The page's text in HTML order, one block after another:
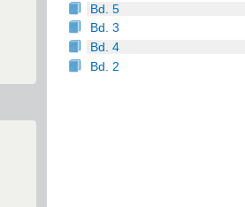
Bd. 5
Bd. 3
Bd. 4
Bd. 2